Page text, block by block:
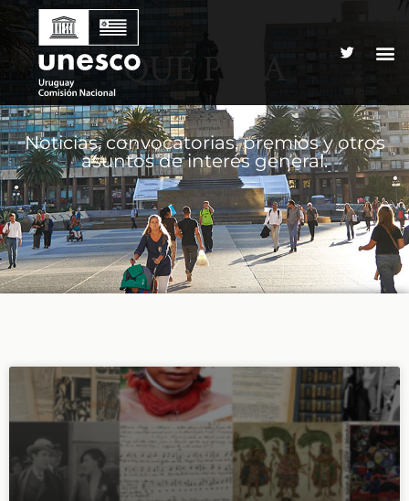
QUÉ PASA
Noticias, convocatorias, premios y otros
asuntos de interés general.